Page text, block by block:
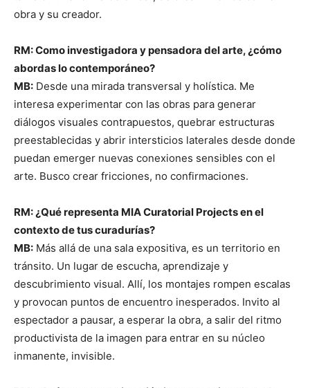
obra y su creador.
RM: Como investigadora y pensadora del arte, ¿cómo
abordas lo contemporáneo?
MB: Desde una mirada transversal y holística. Me
interesa experimentar con las obras para generar
diálogos visuales contrapuestos, quebrar estructuras
preestablecidas y abrir intersticios laterales desde donde
puedan emerger nuevas conexiones sensibles con el
arte. Busco crear fricciones, no confirmaciones.
RM: ¿Qué representa MIA Curatorial Projects en el
contexto de tus curadurías?
MB: Más allá de una sala expositiva, es un territorio en
tránsito. Un lugar de escucha, aprendizaje y
descubrimiento visual. Allí, los montajes rompen escalas
y provocan puntos de encuentro inesperados. Invito al
espectador a pausar, a esperar la obra, a salir del ritmo
productivista de la imagen para entrar en su núcleo
inmanente, invisible.